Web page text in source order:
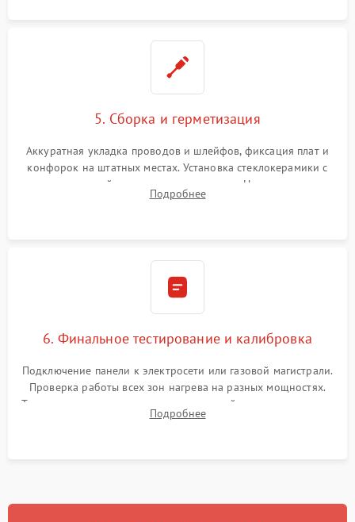
5. Сборка и герметизация
Аккуратная укладка проводов и шлейфов, фиксация плат и
конфорок на штатных местах. Установка стеклокерамики с
проверкой равномерности зазоров. Нанесение
термостойкого герметика или укладка уплотнительной
Подробнее
6. Финальное тестирование и калибровка
Подключение панели к электросети или газовой магистрали.
Проверка работы всех зон нагрева на разных мощностях.
Тестирование сенсорного управления, таймера, индикаторов
остаточного тепла и систем защиты от перегрева.
Подробнее